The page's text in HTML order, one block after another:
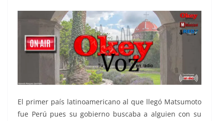
El primer país latinoamericano al que llegó Matsumoto
fue Perú pues su gobierno buscaba a alguien con su